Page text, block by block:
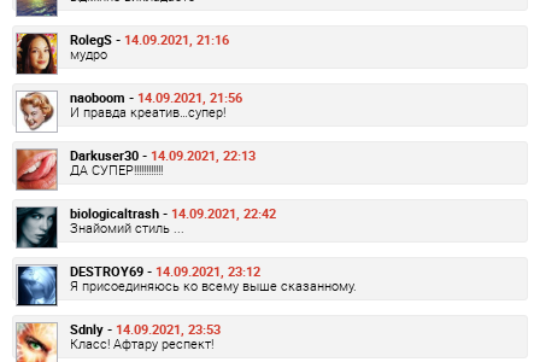
RolegS - 14.09.2021, 21:16
мудро
naoboom - 14.09.2021, 21:56
И правда креатив…супер!
Darkuser30 - 14.09.2021, 22:13
ДА СУПЕР!!!!!!!!!!!!
biologicaltrash - 14.09.2021, 22:42
Знайомий стиль ...
DESTROY69 - 14.09.2021, 23:12
Я присоединяюсь ко всему выше сказанному.
Sdnly - 14.09.2021, 23:53
Класс! Афтару респект!